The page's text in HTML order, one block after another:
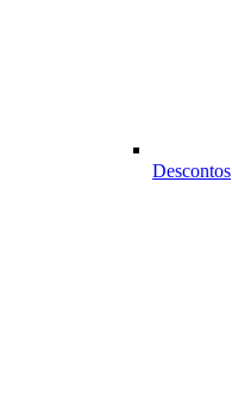
Descontos